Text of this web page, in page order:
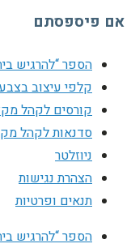
אם פיספסתם
הספר “להרגיש
קלפי עיצוב
קורסים לקהל
סדנאות לקהל
ניוזלטר
הצהרת נגישות
תנאים ופרטיות
הספר “להרגיש